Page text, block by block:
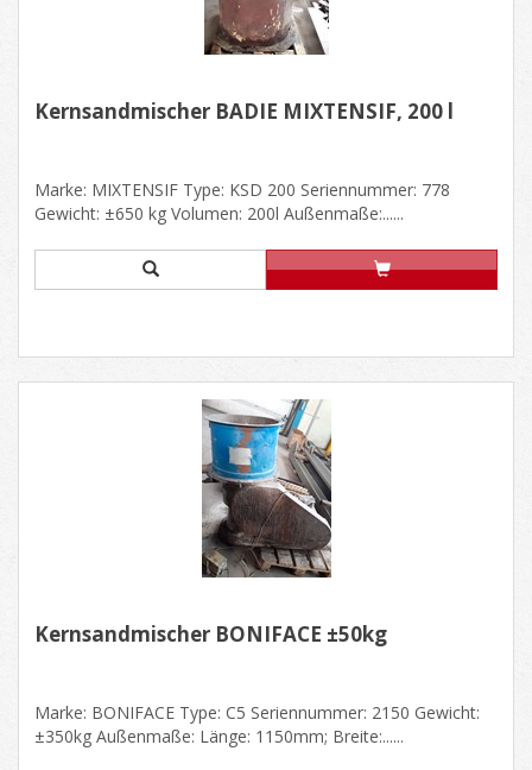
Kernsandmischer BADIE MIXTENSIF, 200 l
Marke: MIXTENSIF Type: KSD 200 Seriennummer: 778
Gewicht: ±650 kg Volumen: 200l Außenmaße:......
Kernsandmischer BONIFACE ±50kg
Marke: BONIFACE Type: C5 Seriennummer: 2150 Gewicht:
±350kg Außenmaße: Länge: 1150mm; Breite:......